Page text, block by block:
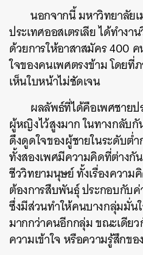
นอกจากนี้ มหาวิทยาลัยเ
ประเทศออสเตรเลีย ได้ทำง
ด้วยการให้อาสาสมัคร 400
ใจของคนเพศตรงข้าม โดยที่
เห็นใบหน้าไม่ชัดเจน
ผลลัพธ์ที่ได้คือเพศชายป
ผู้หญิงไว้สูงมาก ในทางกลับ
ดึงดูดใจของผู้ชายในระดับต่
ทั้งสองเพศมีความคิดที่ต่างกั
ชีววิทยามนุษย์ ทั้งเรื่องความ
ต้องการสืบพันธุ์ ประกอบกับ
ซึ่งมีส่วนทำให้คนบางกลุ่มมั่น
มากกว่าคนอีกกลุ่ม ขณะเดีย
ความเข้าใจ หรือความรู้สึกข